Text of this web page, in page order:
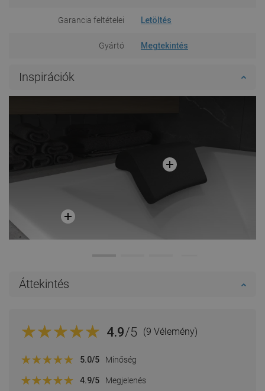
Garancia feltételei Letöltés
Gyártó Megtekintés
Inspirációk
Áttekintés
4.9/5 (9 Vélemény)
5.0/5 Minőség
4.9/5 Megjelenés